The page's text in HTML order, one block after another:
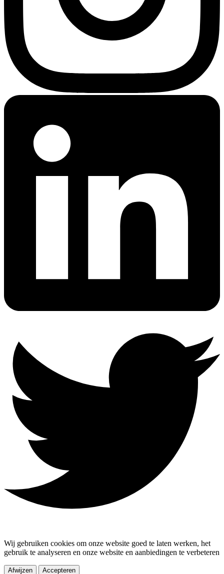
Wij gebruiken cookies om onze website goed te laten werken, het
gebruik te analyseren en onze website en aanbiedingen te verbeteren
Afwijzen Accepteren